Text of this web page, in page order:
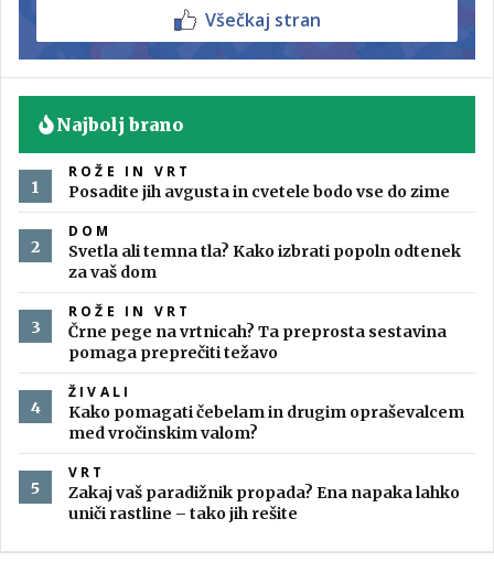
Všečkaj stran
Najbolj brano
ROŽE IN VRT
Posadite jih avgusta in cvetele bodo vse do zime
DOM
Svetla ali temna tla? Kako izbrati popoln odtenek
za vaš dom
ROŽE IN VRT
Črne pege na vrtnicah? Ta preprosta sestavina
pomaga preprečiti težavo
ŽIVALI
Kako pomagati čebelam in drugim opraševalcem
med vročinskim valom?
VRT
Zakaj vaš paradižnik propada? Ena napaka lahko
uniči rastline – tako jih rešite